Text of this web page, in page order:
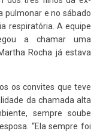
pulmonar e no sábado
respiratória. A equipe
a chamar uma
Rocha já estava
os convites que teve
da chamada alta
sempre soube
“Ela sempre foi